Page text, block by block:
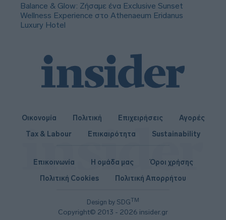
Balance & Glow: Ζήσαμε ένα Exclusive Sunset
Wellness Experience στο Athenaeum Eridanus
Luxury Hotel
Οικονομία Πολιτική Επιχειρήσεις
Αγορές
Tax & Labour
Επικαιρότητα Sustainability
Design by SDGTM
Copyright© 2013 - 2026 insider.gr
Επικοινωνία Η ομάδα μας
Όροι χρήσης
Πολιτική Cookies
Πολιτική Απορρήτου